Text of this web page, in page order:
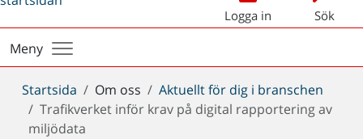
Logga in Sök
Meny
Du
är
här:
Startsida Om oss
Aktuellt för dig i branschen
Trafikverket inför krav på digital rapportering av
miljödata